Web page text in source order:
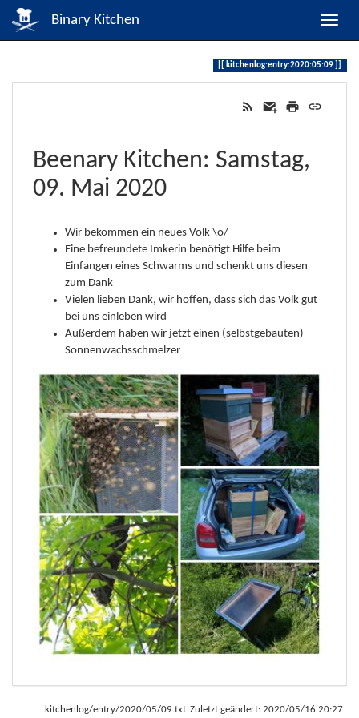
Binary Kitchen
kitchenlog:entry:2020:05:09
Beenary Kitchen: Samstag,
09. Mai 2020
Wir bekommen ein neues Volk \o/
Eine befreundete Imkerin benötigt Hilfe beim
Einfangen eines Schwarms und schenkt uns diesen
zum Dank
Vielen lieben Dank, wir hoffen, dass sich das Volk gut
bei uns einleben wird
Außerdem haben wir jetzt einen (selbstgebauten)
Sonnenwachsschmelzer
kitchenlog/entry/2020/05/09.txt Zuletzt geändert: 2020/05/16 20:27